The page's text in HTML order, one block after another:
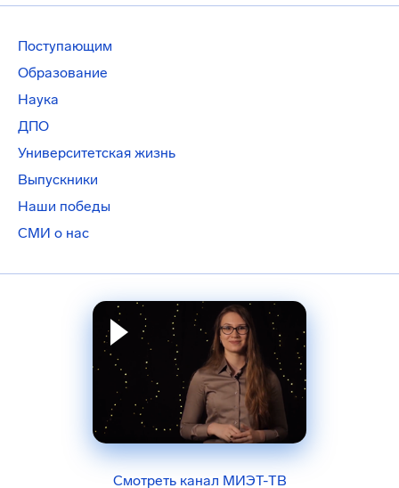
Поступающим
Образование
Наука
ДПО
Университетская жизнь
Выпускники
Наши победы
СМИ о нас
Смотреть канал МИЭТ-ТВ